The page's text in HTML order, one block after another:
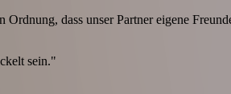
dass unser Partner eigene
sein."